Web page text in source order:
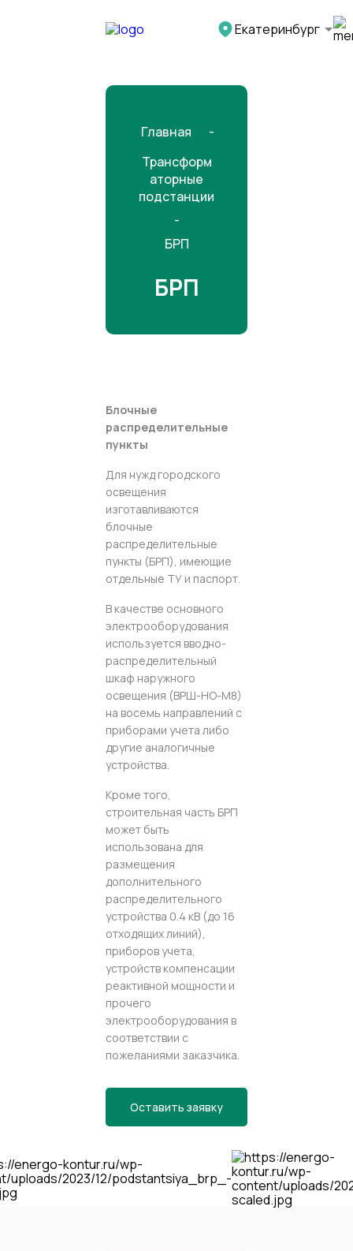
Екатеринбург
Главная
Трансформ
аторные
подстанции
БРП
БРП
Блочные
распределительные
пункты
Для нужд городского
освещения
изготавливаются
блочные
распределительные
пункты (БРП), имеющие
отдельные ТУ и паспорт.
В качестве основного
электрооборудования
используется вводно-
распределительный
шкаф наружного
освещения (ВРШ-НО-М8)
на восемь направлений с
приборами учета либо
другие аналогичные
устройства.
Кроме того,
строительная часть БРП
может быть
использована для
размещения
дополнительного
распределительного
устройства 0.4 кВ (до 16
отходящих линий),
приборов учета,
устройств компенсации
реактивной мощности и
прочего
электрооборудования в
соответствии с
пожеланиями заказчика.
Оставить заявку